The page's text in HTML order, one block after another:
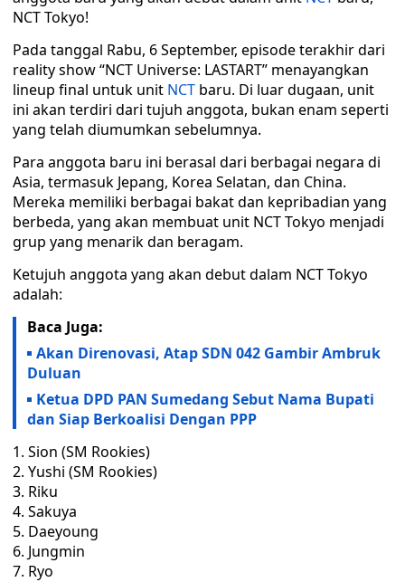
NCT Tokyo!
Pada tanggal Rabu, 6 September, episode terakhir dari
reality show “NCT Universe: LASTART” menayangkan
lineup final untuk unit NCT baru. Di luar dugaan, unit
ini akan terdiri dari tujuh anggota, bukan enam seperti
yang telah diumumkan sebelumnya.
Para anggota baru ini berasal dari berbagai negara di
Asia, termasuk Jepang, Korea Selatan, dan China.
Mereka memiliki berbagai bakat dan kepribadian yang
berbeda, yang akan membuat unit NCT Tokyo menjadi
grup yang menarik dan beragam.
Ketujuh anggota yang akan debut dalam NCT Tokyo
adalah:
Baca Juga:
Akan Direnovasi, Atap SDN 042 Gambir Ambruk
Duluan
Ketua DPD PAN Sumedang Sebut Nama Bupati
dan Siap Berkoalisi Dengan PPP
Sion (SM Rookies)
Yushi (SM Rookies)
Riku
Sakuya
Daeyoung
Jungmin
Ryo